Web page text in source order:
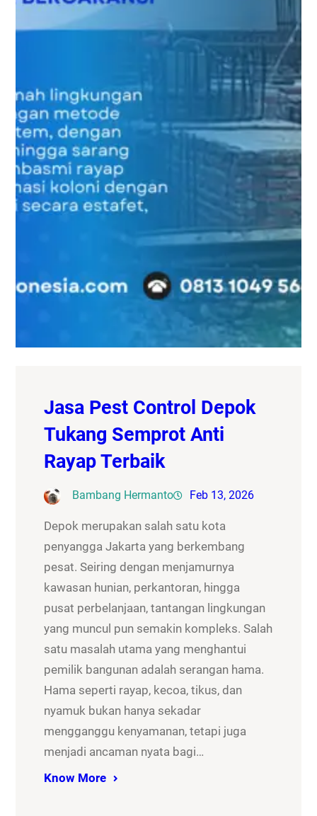
Jasa Pest Control Depok
Tukang Semprot Anti
Rayap Terbaik
Bambang Hermanto Feb 13, 2026
Depok merupakan salah satu kota
penyangga Jakarta yang berkembang
pesat. Seiring dengan menjamurnya
kawasan hunian, perkantoran, hingga
pusat perbelanjaan, tantangan lingkungan
yang muncul pun semakin kompleks. Salah
satu masalah utama yang menghantui
pemilik bangunan adalah serangan hama.
Hama seperti rayap, kecoa, tikus, dan
nyamuk bukan hanya sekadar
mengganggu kenyamanan, tetapi juga
menjadi ancaman nyata bagi…
Know More